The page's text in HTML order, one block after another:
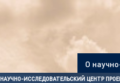
О
НАУЧНО-ИССЛЕДОВАТЕЛЬСКИЙ ЦЕНТР